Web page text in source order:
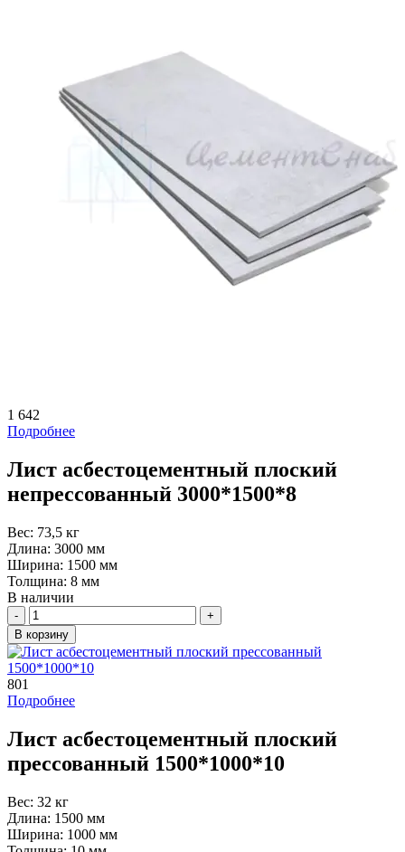
1 642
Подробнее
Лист асбестоцементный плоский
непрессованный 3000*1500*8
Вес: 73,5 кг
Длина: 3000 мм
Ширина: 1500 мм
Толщина: 8 мм
В наличии
Количество
В корзину
801
Подробнее
Лист асбестоцементный плоский
прессованный 1500*1000*10
Вес: 32 кг
Длина: 1500 мм
Ширина: 1000 мм